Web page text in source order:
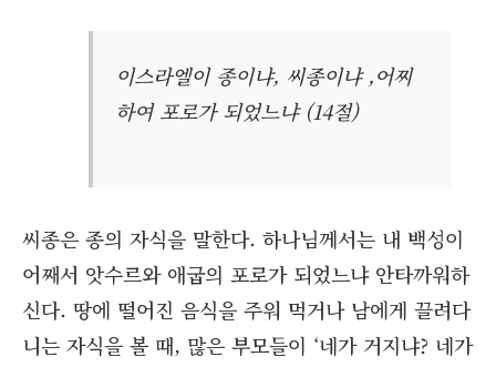
이스라엘이 종이냐, 씨종이냐 ,어찌
하여 포로가 되었느냐 (14절)
씨종은 종의 자식을 말한다. 하나님께서는 내 백성이
어째서 앗수르와 애굽의 포로가 되었느냐 안타까워하
신다. 땅에 떨어진 음식을 주워 먹거나 남에게 끌려다
니는 자식을 볼 때, 많은 부모들이 ‘네가 거지냐? 네가